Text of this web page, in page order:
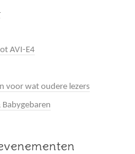
AVI-E4
voor wat oudere lezers